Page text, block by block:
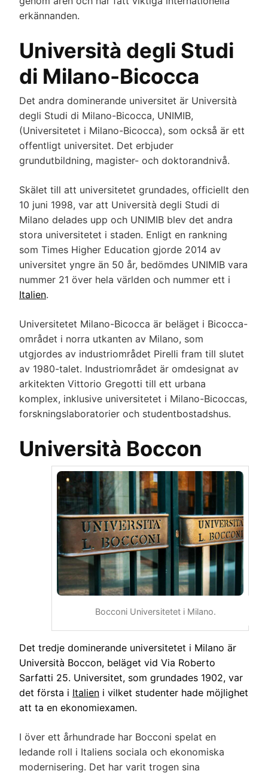
erkännanden.
Università degli Studi
di Milano-Bicocca
Det andra dominerande universitet är Università
degli Studi di Milano-Bicocca, UNIMIB,
(Universitetet i Milano-Bicocca), som också är ett
offentligt universitet. Det erbjuder
grundutbildning, magister- och doktorandnivå.
Skälet till att universitetet grundades, officiellt den
10 juni 1998, var att Università degli Studi di
Milano delades upp och UNIMIB blev det andra
stora universitetet i staden. Enligt en rankning
som Times Higher Education gjorde 2014 av
universitet yngre än 50 år, bedömdes UNIMIB vara
nummer 21 över hela världen och nummer ett i
Italien.
Universitetet Milano-Bicocca är beläget i Bicocca-
området i norra utkanten av Milano, som
utgjordes av industriområdet Pirelli fram till slutet
av 1980-talet. Industriområdet är omdesignat av
arkitekten Vittorio Gregotti till ett urbana
komplex, inklusive universitetet i Milano-Bicoccas,
forskningslaboratorier och studentbostadshus.
Università Boccon
Bocconi Universitetet i Milano.
Det tredje dominerande universitetet i Milano är
Università Boccon, beläget vid Via Roberto
Sarfatti 25. Universitet, som grundades 1902, var
det första i Italien i vilket studenter hade möjlighet
att ta en ekonomiexamen.
I över ett århundrade har Bocconi spelat en
ledande roll i Italiens sociala och ekonomiska
modernisering. Det har varit trogen sina